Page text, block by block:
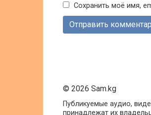
Сохранить моё имя,
© 2026 Sam.kg
Публикуемые аудио,
принадлежат их